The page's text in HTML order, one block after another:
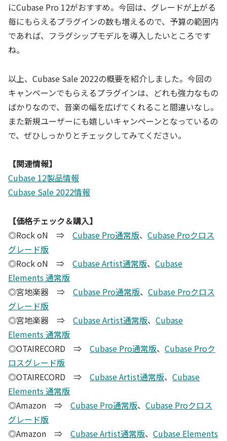
にCubase Pro 12がおすすめ。今回は、グレードが上がる
毎にもらえるプラグインの数も増えるので、予算の範囲内
であれば、フラグシップモデルを導入したいところです
ね。
以上、Cubase Sale 2022の概要を紹介しました。今回の
キャンペーンでもらえるプラグインは、どれも強力なもの
ばかりなので、音楽の幅を広げてくれること間違いなし。
また新規ユーザーにも嬉しいキャンペーンとなっているの
で、ぜひしっかりとチェックしてみてください。
【関連情報】
Cubase 12製品情報
Cubase Sale 2022情報
【価格チェック＆購入】
◎Rock oN ⇒ Cubase Pro通常版、 Cubase Proクロス
グレード版
◎Rock oN ⇒ Cubase Artist通常版、 Cubase
Elements 通常版
◎宮地楽器 ⇒ Cubase Pro通常版、 Cubase Proクロス
グレード版
◎宮地楽器 ⇒ Cubase Artist通常版、 Cubase
Elements 通常版
◎OTAIRECORD ⇒ Cubase Pro通常版、 Cubase Proク
ロスグレード版
◎OTAIRECORD ⇒ Cubase Artist通常版、 Cubase
Elements 通常版
◎Amazon ⇒ Cubase Pro通常版、 Cubase Proクロス
グレード版
◎Amazon ⇒ Cubase Artist通常版、 Cubase Elements